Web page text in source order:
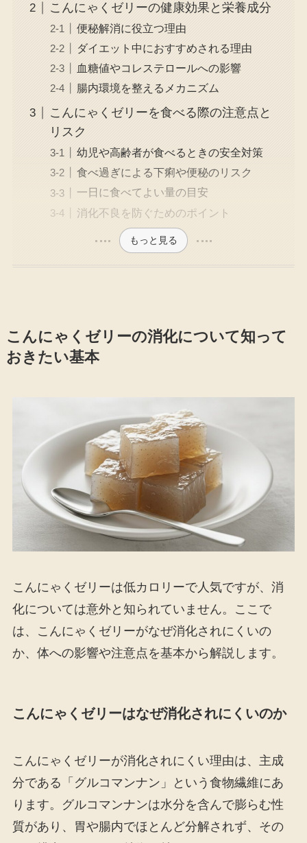
こんにゃくゼリーの健康効果と栄養成分
便秘解消に役立つ理由
ダイエット中におすすめされる理由
血糖値やコレステロールへの影響
腸内環境を整えるメカニズム
こんにゃくゼリーを食べる際の注意点と
リスク
幼児や高齢者が食べるときの安全対策
食べ過ぎによる下痢や便秘のリスク
一日に食べてよい量の目安
消化不良を防ぐためのポイント
もっと見る
こんにゃくゼリーの消化について知って
おきたい基本
こんにゃくゼリーは低カロリーで人気ですが、消
化については意外と知られていません。ここで
は、こんにゃくゼリーがなぜ消化されにくいの
か、体への影響や注意点を基本から解説します。
こんにゃくゼリーはなぜ消化されにくいのか
こんにゃくゼリーが消化されにくい理由は、主成
分である「グルコマンナン」という食物繊維にあ
ります。グルコマンナンは水分を含んで膨らむ性
質があり、胃や腸内でほとんど分解されず、その